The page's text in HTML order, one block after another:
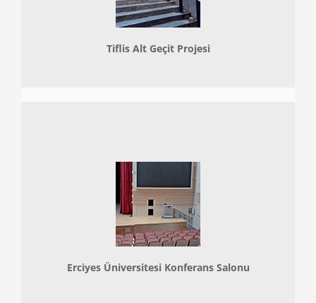
Tiflis Alt Geçit Projesi
Erciyes Üniversitesi Konferans Salonu